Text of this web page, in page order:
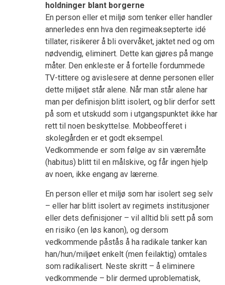
holdninger blant borgerne
En person eller et miljø som tenker eller handler
annerledes enn hva den regimeaksepterte idé
tillater, risikerer å bli overvåket, jaktet ned og om
nødvendig, eliminert. Dette kan gjøres på mange
måter. Den enkleste er å fortelle fordummede
TV-tittere og avislesere at denne personen eller
dette miljøet står alene. Når man står alene har
man per definisjon blitt isolert, og blir derfor sett
på som et utskudd som i utgangspunktet ikke har
rett til noen beskyttelse. Mobbeofferet i
skolegården er et godt eksempel.
Vedkommende er som følge av sin væremåte
(habitus) blitt til en målskive, og får ingen hjelp
av noen, ikke engang av lærerne.
En person eller et miljø som har isolert seg selv
– eller har blitt isolert av regimets institusjoner
eller dets definisjoner – vil alltid bli sett på som
en risiko (en løs kanon), og dersom
vedkommende påstås å ha radikale tanker kan
han/hun/miljøet enkelt (men feilaktig) omtales
som radikalisert. Neste skritt – å eliminere
vedkommende – blir dermed uproblematisk,